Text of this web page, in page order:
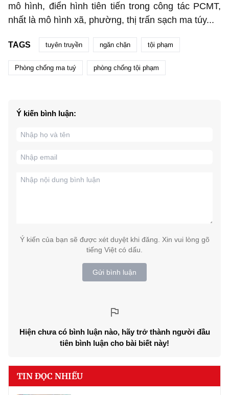
mô hình, điển hình tiên tiến trong công tác PCMT,
nhất là mô hình xã, phường, thị trấn sạch ma túy...
TAGS tuyên truyền ngăn chặn tội phạm
Phòng chống ma tuý phòng chống tội phạm
Ý kiến bình luận:
Ý kiến của bạn sẽ được xét duyệt khi đăng. Xin vui lòng gõ
tiếng Việt có dấu.
Gửi bình luận
Hiện chưa có bình luận nào, hãy trở thành người đầu
tiên bình luận cho bài biết này!
TIN ĐỌC NHIỀU